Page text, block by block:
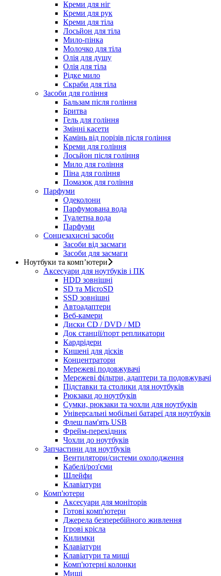
Креми для ніг
Креми для рук
Креми для тіла
Лосьйон для тіла
Мило-пінка
Молочко для тіла
Олія для душу
Олія для тіла
Рідке мило
Скраби для тіла
Засоби для гоління
Бальзам після гоління
Бритва
Гель для гоління
Змінні касети
Камінь від порізів після гоління
Креми для гоління
Лосьйон після гоління
Мило для гоління
Піна для гоління
Помазок для гоління
Парфуми
Одеколони
Парфумована вода
Туалетна вода
Парфуми
Сонцезахисні засоби
Засоби від засмаги
Засоби для засмаги
Ноутбуки та комп’ютери
Аксесуари для ноутбуків і ПК
HDD зовнішні
SD та MicroSD
SSD зовнішні
Автоадаптери
Веб-камери
Диски CD / DVD / MD
Док станції/порт репликатори
Кардрідери
Кишені для дісків
Концентратори
Мережеві подовжувачі
Мережеві фільтри, адаптери та подовжувачі
Підставки та столики для ноутбуків
Рюкзаки до ноутбуків
Сумки, рюкзаки та чохли для ноутбуків
Універсальні мобільні батареї для ноутбуків
Флеш пам'ять USB
Фрейм-перехідник
Чохли до ноутбуків
Запчастини для ноутбуків
Вентилятори/системи охолодження
Кабелі/роз'єми
Шлейфи
Клавіатури
Комп'ютери
Аксесуари для моніторів
Готові комп'ютери
Джерела безперебійного живлення
Ігрові крісла
Килимки
Клавіатури
Клавіатури та миші
Комп'ютерні колонки
Миші